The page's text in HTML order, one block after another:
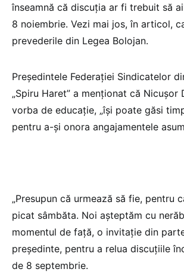
înseamnă că discuția ar fi trebuit să
8 noiembrie. Vezi mai jos, în articol,
prevederile din Legea Bolojan.
Președintele Federației Sindicatelor
„Spiru Haret” a menționat că Nicușor
vorba de educație, „își poate găsi
pentru a-și onora angajamentele
„Presupun că urmează să fie, pentru
picat sâmbăta. Noi așteptăm cu
momentul de față, o invitație din
președinte, pentru a relua discuțiile
de 8 septembrie.